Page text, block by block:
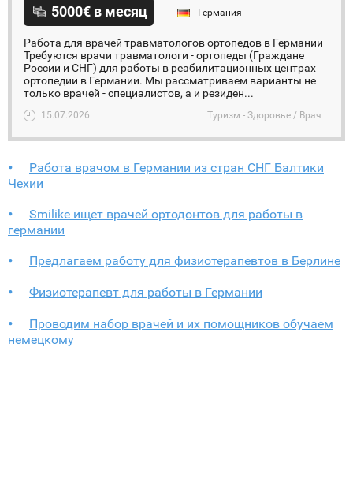
5000€ в месяц Германия
Работа для врачей травматологов ортопедов в Германии
Требуются врачи травматологи - ортопеды (Граждане
России и СНГ) для работы в реабилитационных центрах
ортопедии в Германии. Мы рассматриваем варианты не
только врачей - специалистов, а и резиден...
15.07.2026 Туризм - Здоровье / Врач
Работа врачом в Германии из стран СНГ Балтики
Чехии
Smilike ищет врачей ортодонтов для работы в
германии
Предлагаем работу для физиотерапевтов в Берлине
Физиотерапевт для работы в Германии
Проводим набор врачей и их помощников обучаем
немецкому